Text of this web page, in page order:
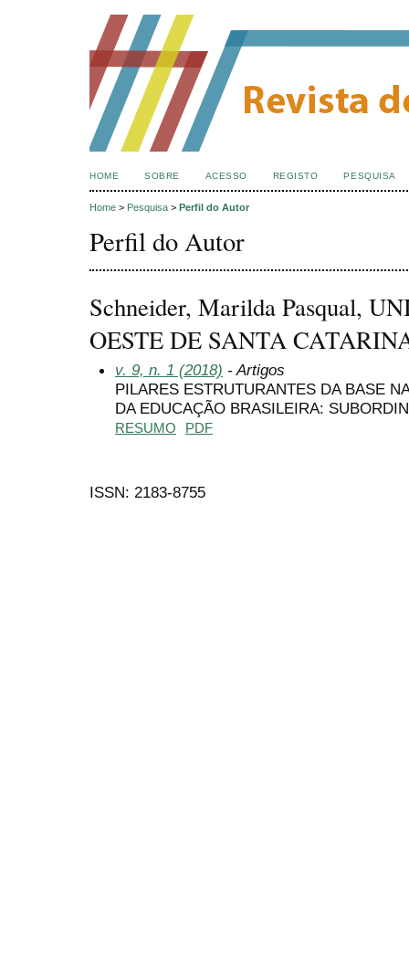
HOME SOBRE ACESSO REGISTO PESQUISA
Home > Pesquisa > Perfil do Autor
Perfil do Autor
Schneider, Marilda Pasqual,
OESTE DE SANTA
v. 9, n. 1 (2018) - Artigos
PILARES ESTRUTURANTES DA BASE
DA EDUCAÇÃO BRASILEIRA:
RESUMO PDF
ISSN: 2183-8755